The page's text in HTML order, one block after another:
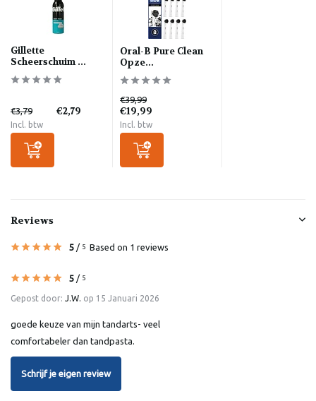
Gillette
Scheerschuim ...
€3,79 €2,79
Incl. btw
Oral-B Pure Clean
Opze...
€39,99
€19,99
Incl. btw
Reviews
5 / 5 Based on 1 reviews
5 / 5
Gepost door: J.W. op 15 Januari 2026
goede keuze van mijn tandarts- veel
comfortabeler dan tandpasta.
Schrijf je eigen review